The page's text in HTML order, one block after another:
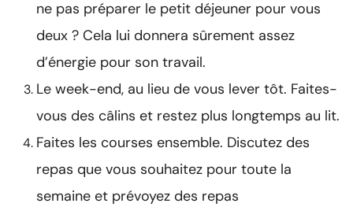
ne pas préparer le petit déjeuner pour vous
deux ? Cela lui donnera sûrement assez
d’énergie pour son travail.
Le week-end, au lieu de vous lever tôt. Faites-
vous des câlins et restez plus longtemps au lit.
Faites les courses ensemble. Discutez des
repas que vous souhaitez pour toute la
semaine et prévoyez des repas